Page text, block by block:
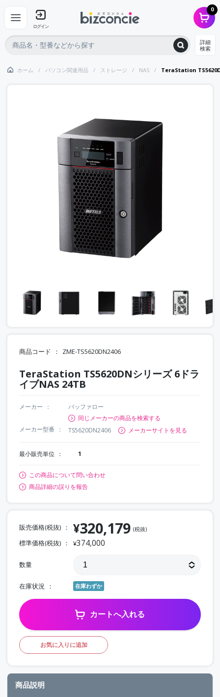
ログイン
0
詳細
検索
ホーム パソコン関連用品 ストレージ NAS TeraStation
商品コード ZME-TS5620DN2406
TeraStation TS5620DNシリーズ 6ドラ
イブNAS 24TB
メーカー
バッファロー
同じメーカーの商品を検索する
メーカー型番
TS5620DN2406 メーカーサイトを見る
最小販売単位 1
この商品について問い合わせ
商品詳細の誤りを報告
販売価格(税抜) ¥320,179 (税抜)
標準価格(税抜) ¥374,000
数量
在庫状況 在庫わずか
カートへ入れる
お気に入りに追加
商品説明